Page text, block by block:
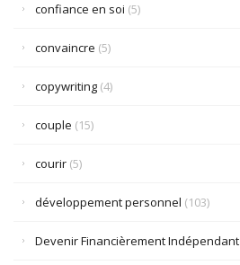
confiance en soi (5)
convaincre (5)
copywriting (4)
couple (15)
courir (5)
développement personnel (103)
Devenir Financièrement Indépendant